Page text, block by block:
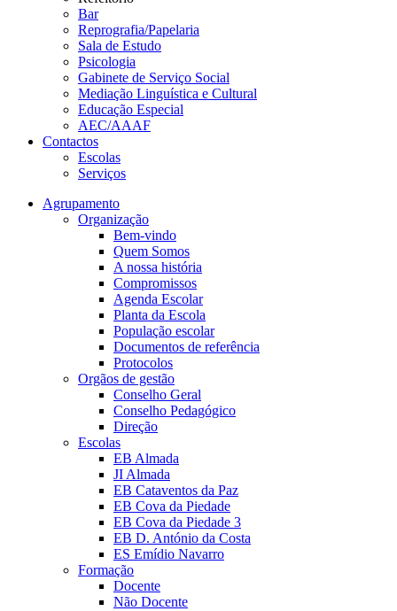
Bar
Reprografia/Papelaria
Sala de Estudo
Psicologia
Gabinete de Serviço Social
Mediação Linguística e Cultural
Educação Especial
AEC/AAAF
Contactos
Escolas
Serviços
Agrupamento
Organização
Bem-vindo
Quem Somos
A nossa história
Compromissos
Agenda Escolar
Planta da Escola
População escolar
Documentos de referência
Protocolos
Orgãos de gestão
Conselho Geral
Conselho Pedagógico
Direção
Escolas
EB Almada
JI Almada
EB Cataventos da Paz
EB Cova da Piedade
EB Cova da Piedade 3
EB D. António da Costa
ES Emídio Navarro
Formação
Docente
Não Docente